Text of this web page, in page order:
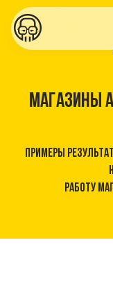
Магазины
Примеры
работу